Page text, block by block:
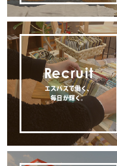
Recruit
エスパスで働く、
毎日が輝く。